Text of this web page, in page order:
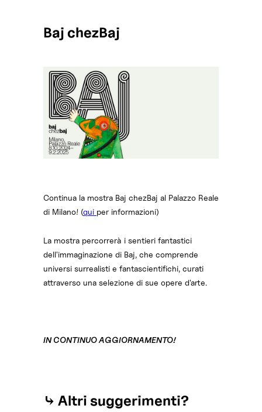
Baj chezBaj
Continua la mostra Baj chezBaj al Palazzo Reale
di Milano! (qui per informazioni)
La mostra percorrerà i sentieri fantastici
dell'immaginazione di Baj, che comprende
universi surrealisti e fantascientifichi, curati
attraverso una selezione di sue opere d'arte.
IN CONTINUO AGGIORNAMENTO!
⤷ Altri suggerimenti?